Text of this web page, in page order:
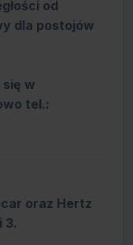
od
dla postojów
w
tel.:
oraz Hertz
3.